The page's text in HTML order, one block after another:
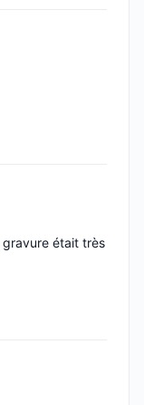
gravure était très